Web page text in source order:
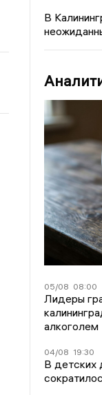
В
05/08 08:00
Лидеры
алкоголем
04/08 19:30
В детских